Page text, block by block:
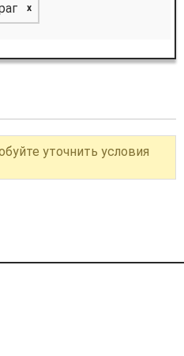
x
уточнить условия